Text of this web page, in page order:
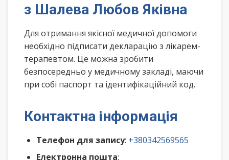
з Шалева Любов Яківна
Для отримання якісної медичної допомоги
необхідно підписати декларацію з лікарем-
терапевтом. Це можна зробити
безпосередньо у медичному закладі, маючи
при собі паспорт та ідентифікаційний код.
Контактна інформація
Телефон для запису: +380342569565
Електронна пошта: